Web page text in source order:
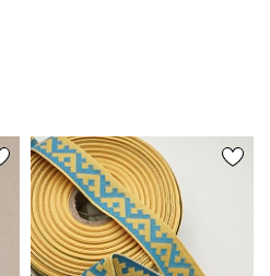
шероховатая, кромка
лента, необходимо постирать
усадки ткани и стягивания
домашний текстиль:
чехлы, используют в